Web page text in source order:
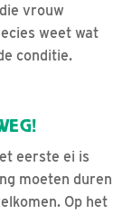
vrouw
weet wat
conditie.
eerste ei is
moeten duren
Op het